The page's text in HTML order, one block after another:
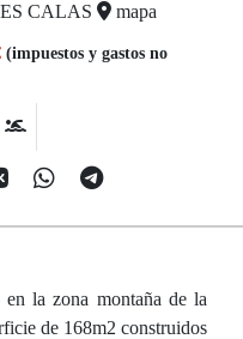
CALAS mapa
(impuestos y gastos no
en la zona montaña de la
de 168m2 construidos